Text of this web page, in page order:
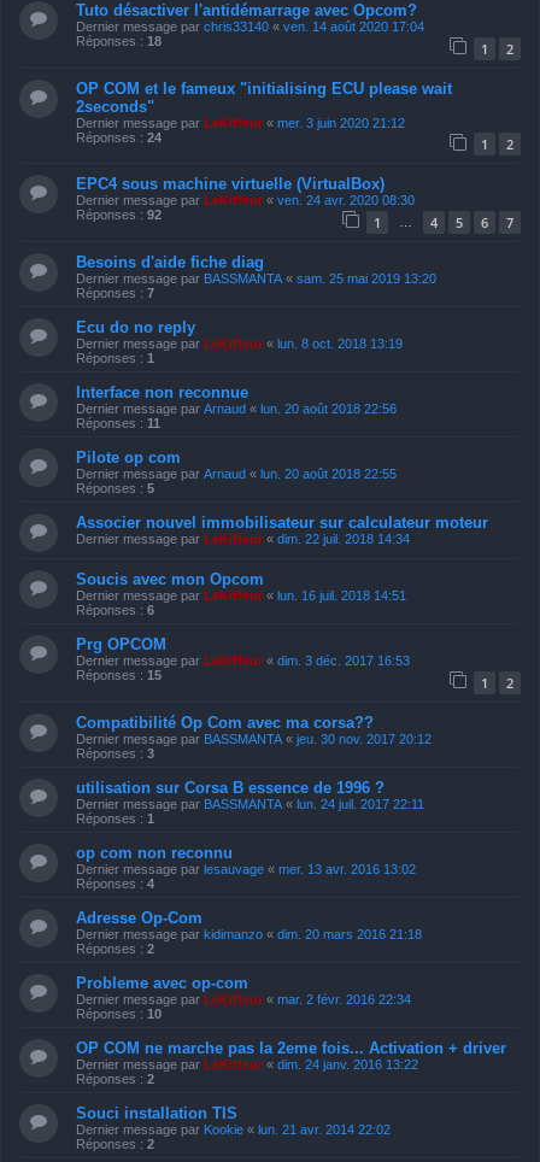
Tuto désactiver l'antidémarrage avec Opcom?
Dernier message par chris33140 « ven. 14 août 2020 17:04
Réponses : 18 1 2
OP COM et le fameux "initialising ECU please wait
2seconds"
Dernier message par LeKiffeur « mer. 3 juin 2020 21:12
Réponses : 24 1 2
EPC4 sous machine virtuelle (VirtualBox)
Dernier message par LeKiffeur « ven. 24 avr. 2020 08:30
Réponses : 92 1 … 4 5 6 7
Besoins d'aide fiche diag
Dernier message par BASSMANTA « sam. 25 mai 2019 13:20
Réponses : 7
Ecu do no reply
Dernier message par LeKiffeur « lun. 8 oct. 2018 13:19
Réponses : 1
Interface non reconnue
Dernier message par Arnaud « lun. 20 août 2018 22:56
Réponses : 11
Pilote op com
Dernier message par Arnaud « lun. 20 août 2018 22:55
Réponses : 5
Associer nouvel immobilisateur sur calculateur moteur
Dernier message par LeKiffeur « dim. 22 juil. 2018 14:34
Soucis avec mon Opcom
Dernier message par LeKiffeur « lun. 16 juil. 2018 14:51
Réponses : 6
Prg OPCOM
Dernier message par LeKiffeur « dim. 3 déc. 2017 16:53
Réponses : 15 1 2
Compatibilité Op Com avec ma corsa??
Dernier message par BASSMANTA « jeu. 30 nov. 2017 20:12
Réponses : 3
utilisation sur Corsa B essence de 1996 ?
Dernier message par BASSMANTA « lun. 24 juil. 2017 22:11
Réponses : 1
op com non reconnu
Dernier message par lesauvage « mer. 13 avr. 2016 13:02
Réponses : 4
Adresse Op-Com
Dernier message par kidimanzo « dim. 20 mars 2016 21:18
Réponses : 2
Probleme avec op-com
Dernier message par LeKiffeur « mar. 2 févr. 2016 22:34
Réponses : 10
OP COM ne marche pas la 2eme fois... Activation + driver
Dernier message par LeKiffeur « dim. 24 janv. 2016 13:22
Réponses : 2
Souci installation TIS
Dernier message par Kookie « lun. 21 avr. 2014 22:02
Réponses : 2